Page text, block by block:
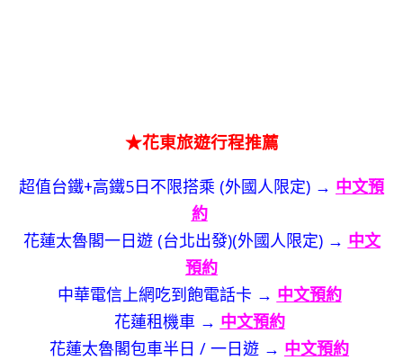
★花東旅遊行程推薦
超值台鐵+高鐵5日不限搭乘 (外國人限定) → 中文預
約
花蓮太魯閣一日遊 (台北出發)(外國人限定) → 中文
預約
中華電信上網吃到飽電話卡 → 中文預約
花蓮租機車 → 中文預約
花蓮太魯閣包車半日 / 一日遊 → 中文預約